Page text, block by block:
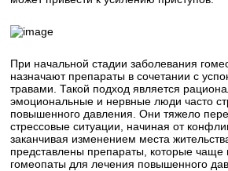
При начальной стадии заболевания
назначают препараты в сочетании с
травами. Такой подход является
эмоциональные и нервные люди часто
повышенного давления. Они тяжело
стрессовые ситуации, начиная от
заканчивая изменением места
представлены препараты, которые чаще
гомеопаты для лечения повышенного